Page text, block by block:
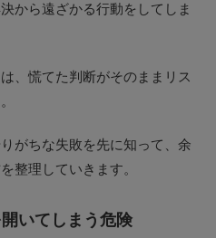
から遠ざかる行動をしてしま
、慌てた判断がそのままリス
がちな失敗を先に知って、余
整理していきます。
いてしまう危険